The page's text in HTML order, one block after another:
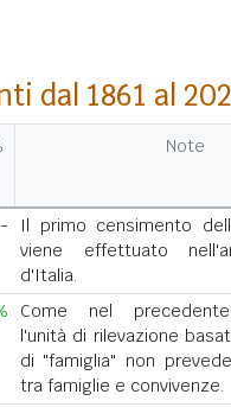
dal 1861 al
Note
-
Il primo censimento
viene effettuato
d'Italia.
Come nel
l'unità di rilevazione
di "famiglia" non
tra famiglie e convivenze.